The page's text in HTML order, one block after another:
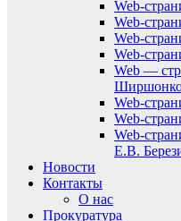
Web-
Web-
Web-
Web-
Web —
Web-
Web-
Web-
Е.В.
Новости
Контакты
О нас
Прокуратура